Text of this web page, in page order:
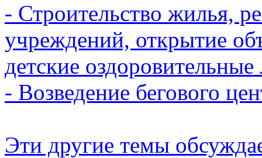
- Строительство жилья,
учреждений, открытие
детские оздоровительные
- Возведение бегового
Эти другие темы